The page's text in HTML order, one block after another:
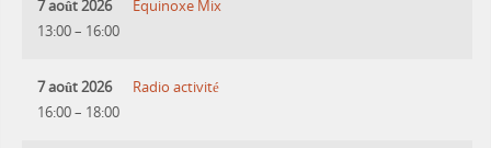
7 août 2026
13:00– 16:00
Equinoxe Mix
7 août 2026
16:00– 18:00
Radio activité